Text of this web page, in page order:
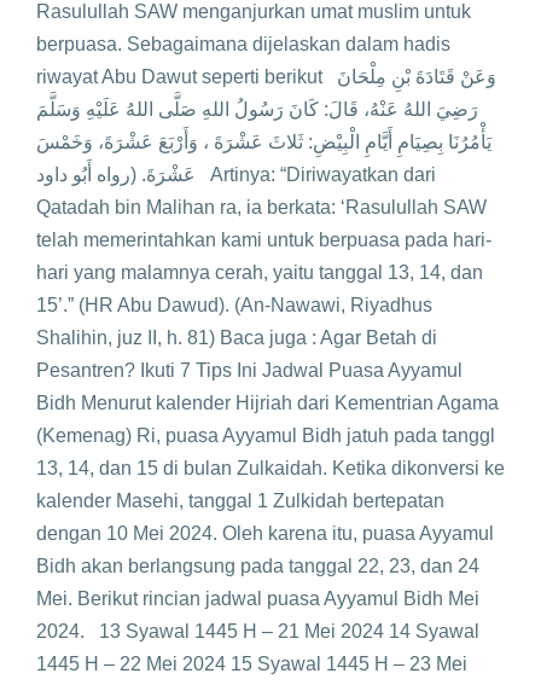
Rasulullah SAW menganjurkan umat muslim untuk
berpuasa. Sebagaimana dijelaskan dalam hadis
riwayat Abu Dawut seperti berikut وَعَنْ قَتَادَةَ بْنِ مِلْحَانَ
رَضِيَ اللهُ عَنْهُ، قَالَ: كَانَ رَسُولُ اللهِ صَلَّى اللهُ عَلَيْهِ وَسَلَّمَ
يَأْمُرُنَا بِصِيَامِ أَيَّامِ الْبِيْضِ: ثَلاثَ عَشْرَةَ ، وَأَرْبَعَ عَشْرَةَ، وَخَمْسَ
عَشْرَةَ. (رواه أَبُو داود Artinya: “Diriwayatkan dari
Qatadah bin Malihan ra, ia berkata: ‘Rasulullah SAW
telah memerintahkan kami untuk berpuasa pada hari-
hari yang malamnya cerah, yaitu tanggal 13, 14, dan
15’.” (HR Abu Dawud). (An-Nawawi, Riyadhus
Shalihin, juz II, h. 81) Baca juga : Agar Betah di
Pesantren? Ikuti 7 Tips Ini Jadwal Puasa Ayyamul
Bidh Menurut kalender Hijriah dari Kementrian Agama
(Kemenag) Ri, puasa Ayyamul Bidh jatuh pada tanggl
13, 14, dan 15 di bulan Zulkaidah. Ketika dikonversi ke
kalender Masehi, tanggal 1 Zulkidah bertepatan
dengan 10 Mei 2024. Oleh karena itu, puasa Ayyamul
Bidh akan berlangsung pada tanggal 22, 23, dan 24
Mei. Berikut rincian jadwal puasa Ayyamul Bidh Mei
2024. 13 Syawal 1445 H – 21 Mei 2024 14 Syawal
1445 H – 22 Mei 2024 15 Syawal 1445 H – 23 Mei